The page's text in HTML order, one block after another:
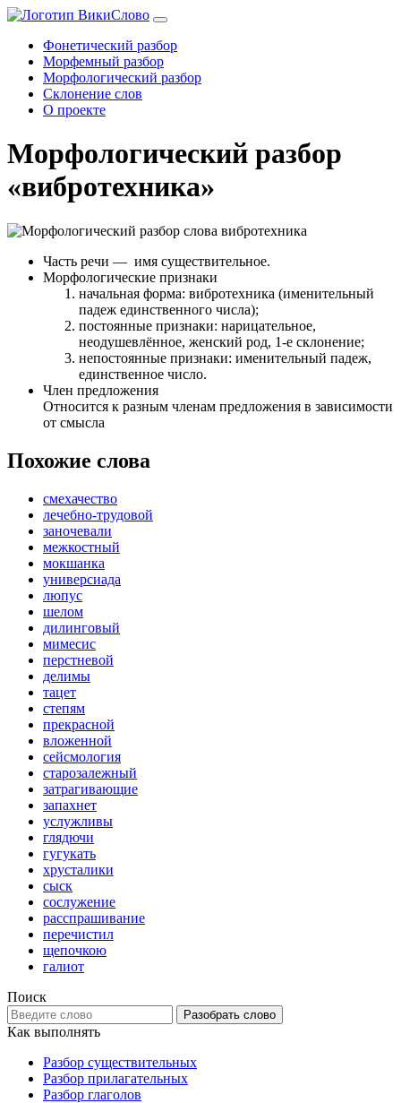
Фонетический разбор
Морфемный разбор
Морфологический разбор
Склонение слов
О проекте
Морфологический разбор
«вибротехника»
Часть речи — имя существительное.
Морфологические признаки
начальная форма: вибротехника (именительный
падеж единственного числа);
постоянные признаки: нарицательное,
неодушевлённое, женский род, 1-е склонение;
непостоянные признаки: именительный падеж,
единственное число.
Член предложения
Относится к разным членам предложения в зависимости
от смысла
Похожие слова
смехачество
лечебно-трудовой
заночевали
межкостный
мокшанка
универсиада
люпус
шелом
дилинговый
мимесис
перстневой
делимы
тацет
степям
прекрасной
вложенной
сейсмология
старозалежный
затрагивающие
запахнет
услужливы
глядючи
гугукать
хрусталики
сыск
сослужение
расспрашивание
перечистил
щепочкою
галиот
Поиск
Разобрать слово
Как выполнять
Разбор существительных
Разбор прилагательных
Разбор глаголов